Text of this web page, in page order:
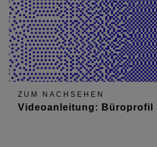
ZUM NACHSEHEN
Videoanleitung: Büroprofil